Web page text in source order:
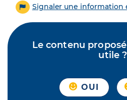
Signaler une information
Le contenu
utile ?
OUI